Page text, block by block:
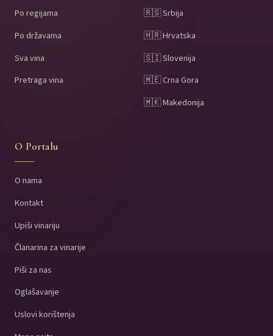
Po regijama
Po državama
Sva vina
Pretraga vina
🇷🇸 Srbija
🇭🇷 Hrvatska
🇸🇮 Slovenija
🇲🇪 Crna Gora
🇲🇰 Makedonija
O Portalu
O nama
Kontakt
Upiši vinariju
Članarina za vinarije
Piši za nas
Oglašavanje
Uslovi korištenja